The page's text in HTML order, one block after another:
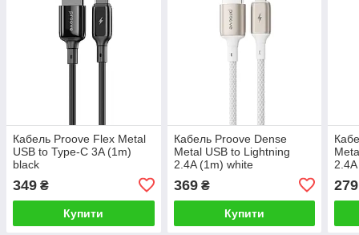
Кабель Proove Flex Metal
USB to Type-C 3A (1m)
black
349 ₴
Купити
Кабель Proove Dense
Metal USB to Lightning
2.4A (1m) white
369₴
Купити
279